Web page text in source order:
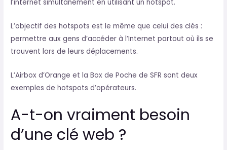
l’internet simultanément en utilisant un hotspot.
L’objectif des hotspots est le même que celui des clés :
permettre aux gens d’accéder à l’Internet partout où ils se
trouvent lors de leurs déplacements.
L’Airbox d’Orange et la Box de Poche de SFR sont deux
exemples de hotspots d’opérateurs.
A-t-on vraiment besoin
d’une clé web ?